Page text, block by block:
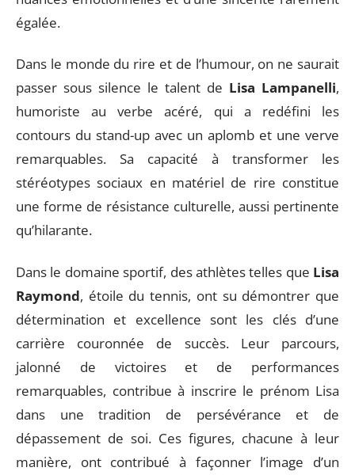
égalée.
Dans le monde du rire et de l’humour, on ne saurait
passer sous silence le talent de Lisa Lampanelli,
humoriste au verbe acéré, qui a redéfini les
contours du stand-up avec un aplomb et une verve
remarquables. Sa capacité à transformer les
stéréotypes sociaux en matériel de rire constitue
une forme de résistance culturelle, aussi pertinente
qu’hilarante.
Dans le domaine sportif, des athlètes telles que Lisa
Raymond, étoile du tennis, ont su démontrer que
détermination et excellence sont les clés d’une
carrière couronnée de succès. Leur parcours,
jalonné de victoires et de performances
remarquables, contribue à inscrire le prénom Lisa
dans une tradition de persévérance et de
dépassement de soi. Ces figures, chacune à leur
manière, ont contribué à façonner l’image d’un